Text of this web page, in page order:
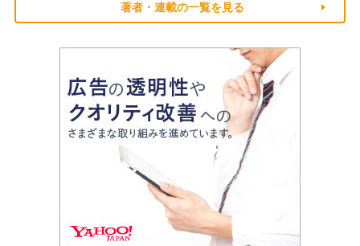
著者・連載の一覧を見る